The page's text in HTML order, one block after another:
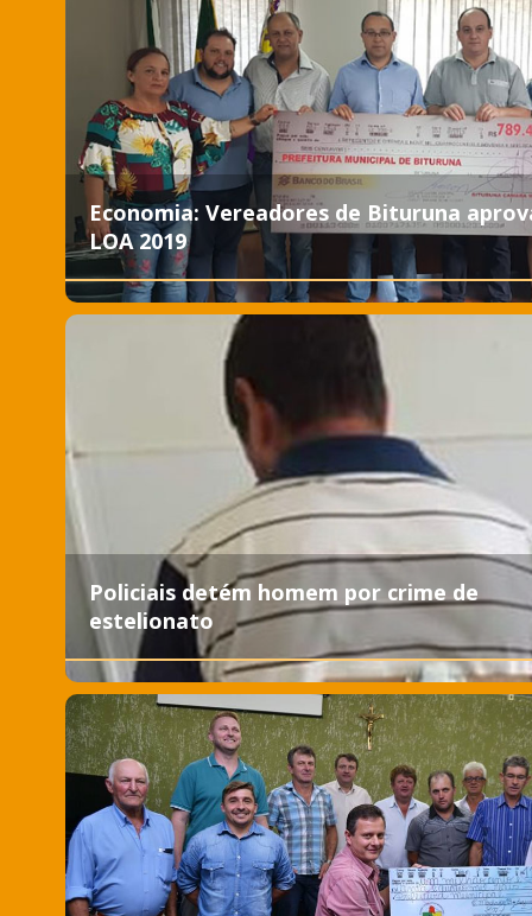
Economia: Vereadores de Bituruna
LOA 2019
Policiais detém homem por crime de
estelionato